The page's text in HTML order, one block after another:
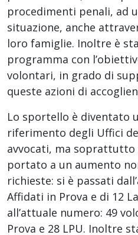
procedimenti penali, ad
situazione, anche
loro famiglie. Inoltre è
programma con
volontari, in grado di
queste azioni di
Lo sportello è diventato
riferimento degli Uffici
avvocati, ma soprattutto
portato a un aumento
richieste: si è passati
Affidati in Prova e di 12
all’attuale numero: 49
Prova e 28 LPU. Inoltre